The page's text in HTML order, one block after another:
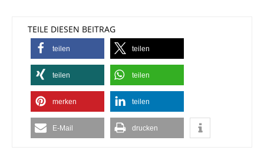
TEILE DIESEN BEITRAG
teilen teilen
teilen teilen
merken teilen
E-Mail drucken